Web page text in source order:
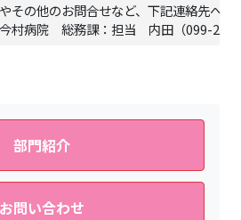
その他のお問合せなど、下記連絡先へ
今村病院 総務課：担当 内田（099-
部門紹介
お問い合わせ